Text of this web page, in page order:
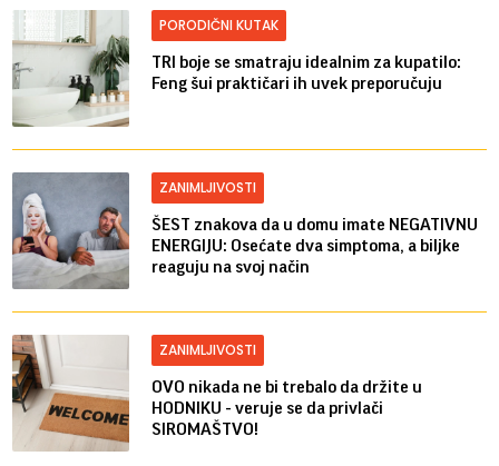
PORODIČNI KUTAK
TRI boje se smatraju idealnim za kupatilo:
Feng šui praktičari ih uvek preporučuju
ZANIMLJIVOSTI
ŠEST znakova da u domu imate NEGATIVNU
ENERGIJU: Osećate dva simptoma, a biljke
reaguju na svoj način
ZANIMLJIVOSTI
OVO nikada ne bi trebalo da držite u
HODNIKU - veruje se da privlači
SIROMAŠTVO!